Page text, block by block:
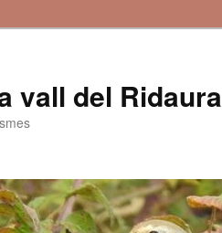
vall del Ridaura